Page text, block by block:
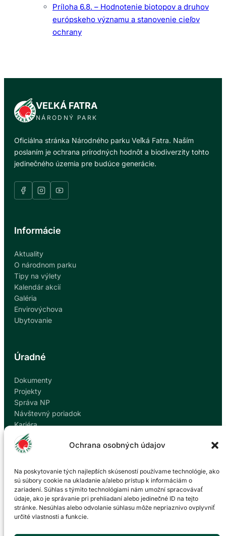
Ochrana osobných údajov
Na poskytovanie tých najlepších skúseností používame technológie, ako
sú súbory cookie na ukladanie a/alebo prístup k informáciám o
zariadení. Súhlas s týmito technológiami nám umožní spracovávať
údaje, ako je správanie pri prehliadaní alebo jedinečné ID na tejto
stránke. Nesúhlas alebo odvolanie súhlasu môže nepriaznivo ovplyvniť
určité vlastnosti a funkcie.
Príloha 6.8. – Hodnotenie biotopov a druhov
európskeho významu a stanovenie cieľov
ochrany
VEĽKÁ FATRA
NÁRODNÝ PARK
Oficiálna stránka Národného parku Veľká Fatra. Naším
poslaním je ochrana prírodných hodnôt a biodiverzity tohto
jedinečného územia pre budúce generácie.
Informácie
Aktuality
O národnom parku
Tipy na výlety
Kalendár akcií
Galéria
Envirovýchova
Ubytovanie
Úradné
Dokumenty
Projekty
Správa NP
Návštevný poriadok
Kariéra
Kontakty
Ochrana osobných údajov
Kontakt
Správa Národného parku Veľká Fatra so sídlom v